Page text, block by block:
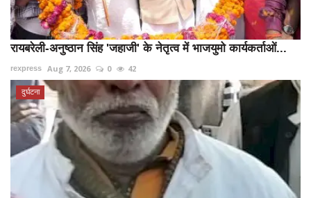
रायबरेली-अनुष्ठान सिंह 'जहाजी' के नेतृत्व में भाजयुमो कार्यकर्ताओं...
rexpress Aug 7, 2026 0 42
दुर्घटना